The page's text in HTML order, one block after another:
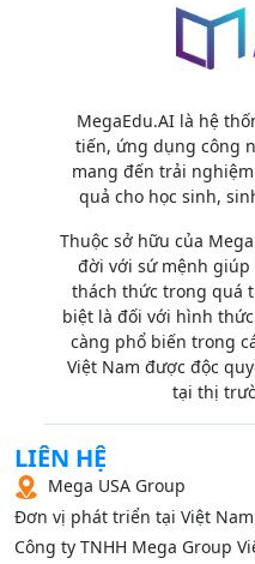
MegaEdu.AI là hệ
tiến, ứng dụng công
mang đến trải
quả cho học sinh,
Thuộc sở hữu của
đời với sứ mệnh
thách thức trong quá
biệt là đối với hình
càng phổ biến trong
Việt Nam được độc
tại thị
LIÊN HỆ
Mega USA Group
Đơn vị phát triển tại Việt
Công ty TNHH Mega Group